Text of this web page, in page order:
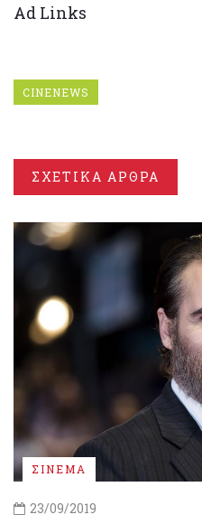
Ad Links
CINENEWS
ΣΧΕΤΙΚΑ ΑΡΘΡΑ
ΣΙΝΕΜΑ
23/09/2019